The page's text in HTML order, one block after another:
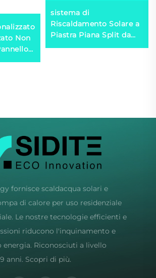
Non
sistema di
Riscaldamento Solare a
Piastra Piana Split da
150L Stazione di Lavoro
fornisce scaldacqua solari e
di calore per uso residenziale
Le nostre tecnologie efficienti e
riducono l'inquinamento e
energia. Riconosciuti a livello
anni. Scopri di più.